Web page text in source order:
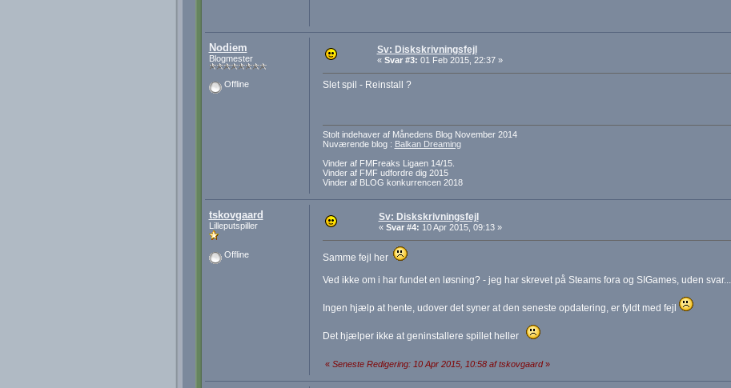
Nodiem
Blogmester
Offline
Sv: Diskskrivningsfejl
« Svar #3: 01 Feb 2015, 22:37 »
Slet spil - Reinstall ?
Stolt indehaver af Månedens Blog November 2014
Nuværende blog : Balkan Dreaming
Vinder af FMFreaks Ligaen 14/15.
Vinder af FMF udfordre dig 2015
Vinder af BLOG konkurrencen 2018
tskovgaard
Lilleputspiller
Offline
Sv: Diskskrivningsfejl
« Svar #4: 10 Apr 2015, 09:13 »
Samme fejl her
Ved ikke om i har fundet en løsning? - jeg har skrevet på Steams fora og SIGames, uden svar.....
Ingen hjælp at hente, udover det syner at den seneste opdatering, er fyldt med fejl
Det hjælper ikke at geninstallere spillet heller
« Seneste Redigering: 10 Apr 2015, 10:58 af tskovgaard»